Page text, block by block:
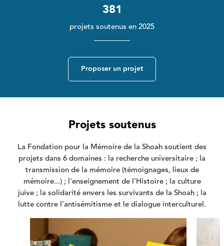
381
projets soutenus en 2025
Proposer un projet
Projets soutenus
La Fondation pour la Mémoire de la Shoah soutient des
projets dans 6 domaines : la recherche universitaire ; la
transmission de la mémoire (témoignages, lieux de
mémoire...) ; l'enseignement de l'Histoire ; la culture
juive ; la solidarité envers les survivants de la Shoah ; la
lutte contre l’antisémitisme et le dialogue interculturel.